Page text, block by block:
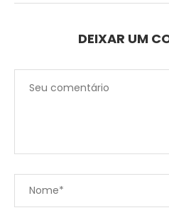
DEIXAR UM